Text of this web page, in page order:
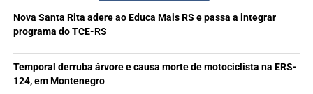
Nova Santa Rita adere ao Educa Mais RS e passa a integrar
programa do TCE-RS
Temporal derruba árvore e causa morte de motociclista na ERS-
124, em Montenegro